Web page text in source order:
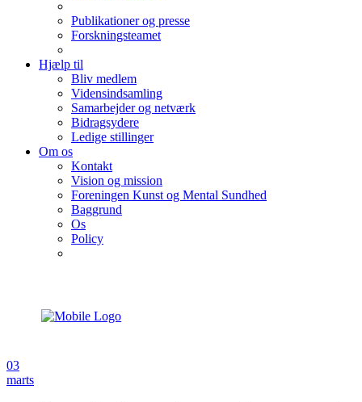
Publikationer og presse
Forskningsteamet
Hjælp til
Bliv medlem
Vidensindsamling
Samarbejder og netværk
Bidragsydere
Ledige stillinger
Om os
Kontakt
Vision og mission
Foreningen Kunst og Mental Sundhed
Baggrund
Os
Policy
03
marts